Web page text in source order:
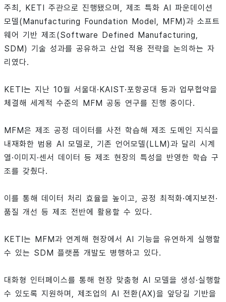
주최, KETI 주관으로 진행됐으며, 제조 특화 AI 파운데이션
모델(Manufacturing Foundation Model, MFM)과 소프트
웨어 기반 제조(Software Defined Manufacturing,
SDM) 기술 성과를 공유하고 산업 적용 전략을 논의하는 자
리였다.
KETI는 지난 10월 서울대·KAIST·포항공대 등과 업무협약을
체결해 세계적 수준의 MFM 공동 연구를 진행 중이다.
MFM은 제조 공정 데이터를 사전 학습해 제조 도메인 지식을
내재화한 범용 AI 모델로, 기존 언어모델(LLM)과 달리 시계
열·이미지·센서 데이터 등 제조 현장의 특성을 반영한 학습 구
조를 갖췄다.
이를 통해 데이터 처리 효율을 높이고, 공정 최적화·예지보전·
품질 개선 등 제조 전반에 활용할 수 있다.
KETI는 MFM과 연계해 현장에서 AI 기능을 유연하게 실행할
수 있는 SDM 플랫폼 개발도 병행하고 있다.
대화형 인터페이스를 통해 현장 맞춤형 AI 모델을 생성·실행할
수 있도록 지원하며, 제조업의 AI 전환(AX)을 앞당길 기반을